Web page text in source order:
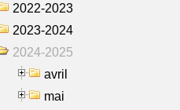
2022-2023
2023-2024
2024-2025
avril
mai